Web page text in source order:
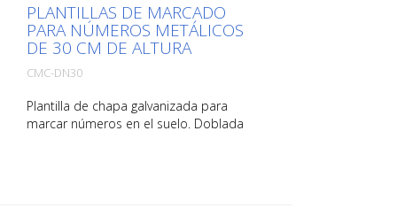
PLANTILLAS DE MARCADO
PARA NÚMEROS METÁLICOS
DE 30 CM DE ALTURA
CMC-DN30
Plantilla de chapa galvanizada para
marcar números en el suelo. Doblada